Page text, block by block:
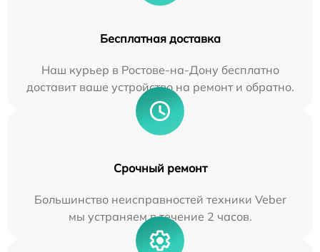
Бесплатная доставка
Наш курьер в Ростове-на-Дону бесплатно
доставит ваше устройство на ремонт и обратно.
Срочный ремонт
Большинство неисправностей техники Veber
мы устраняем в течение 2 часов.